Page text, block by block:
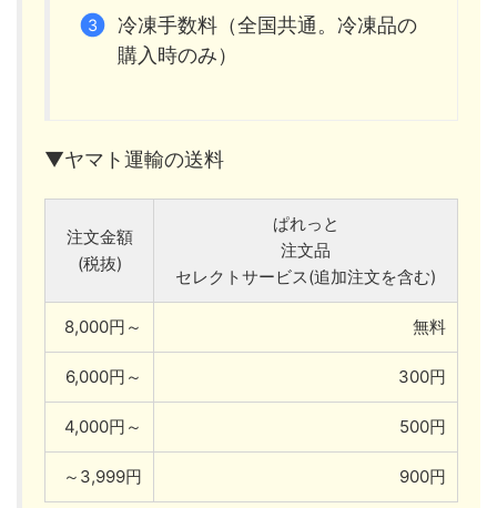
冷凍手数料（全国共通。冷凍品の
購入時のみ）
▼ヤマト運輸の送料
注文金額
(税抜)
ぱれっと
注文品
セレクトサービス(追加注文を含む)
8,000円～ 無料
6,000円～ 300円
4,000円～ 500円
～3,999円 900円